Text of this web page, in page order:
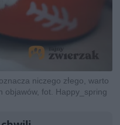
niczego złego, warto
objawów, fot. Happy_spring